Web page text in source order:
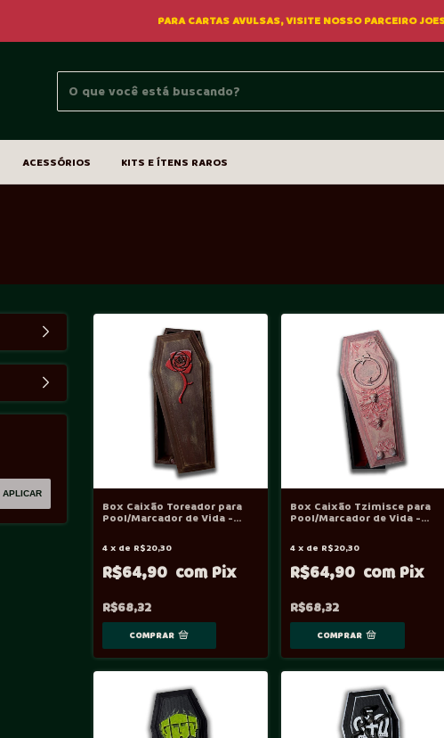
PARA CARTAS AVULSAS, VISITE NOSSO PARCEIRO
ACESSÓRIOS KITS E ÍTENS RAROS
APLICAR
Box Caixão Toreador para
Pool/Marcador de Vida -
R$68,32
R$64,90
4 x de R$20,30
Box Caixão Tzimisce para
Pool/Marcador de Vida -
R$68,32
R$64,90
4 x de R$20,30